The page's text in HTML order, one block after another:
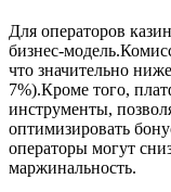
Для операторов
что значительно
7%).Кроме того,
инструменты,
оптимизировать
операторы могут
маржинальность.